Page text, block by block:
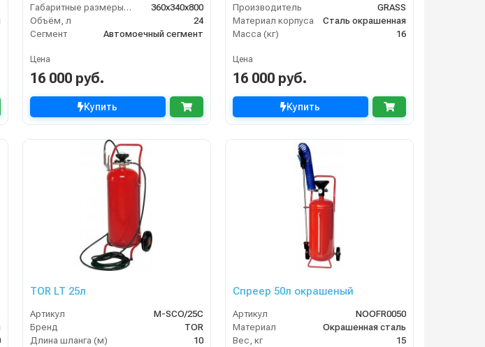
Габаритные размеры, мм
360x340x800
Объём, л
24
Сегмент
Автомоечный сегмент
Цена
16 000 руб.
Купить
Производитель
GRASS
Материал корпуса
Сталь окрашенная
Масса (кг)
16
Цена
16 000 руб.
Купить
TOR LT 25л
Артикул
М-SCO/25C
Бренд
TOR
Длина шланга (м)
10
Спреер 50л окрашеный
Артикул
NОOFR0050
Материал
Окрашенная сталь
Вес, кг
15